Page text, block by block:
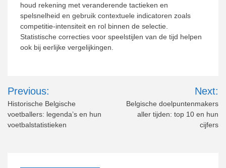
houd rekening met veranderende tactieken en
spelsnelheid en gebruik contextuele indicatoren zoals
competitie-intensiteit en rol binnen de selectie.
Statistische correcties voor speelstijlen van de tijd helpen
ook bij eerlijke vergelijkingen.
Post
navigation
Previous:
Historische Belgische
voetballers: legenda’s en hun
voetbalstatistieken
Next:
Belgische doelpuntenmakers
aller tijden: top 10 en hun
cijfers